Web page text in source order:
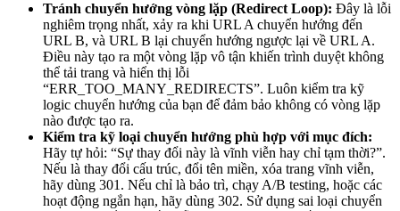
Tránh chuyển hướng vòng lặp (Redirect Loop): Đây là lỗi
nghiêm trọng nhất, xảy ra khi URL A chuyển hướng đến
URL B, và URL B lại chuyển hướng ngược lại về URL A.
Điều này tạo ra một vòng lặp vô tận khiến trình duyệt không
thể tải trang và hiển thị lỗi
“ERR_TOO_MANY_REDIRECTS”. Luôn kiểm tra kỹ
logic chuyển hướng của bạn để đảm bảo không có vòng lặp
nào được tạo ra.
Kiểm tra kỹ loại chuyển hướng phù hợp với mục đích:
Hãy tự hỏi: “Sự thay đổi này là vĩnh viễn hay chỉ tạm thời?”.
Nếu là thay đổi cấu trúc, đổi tên miền, xóa trang vĩnh viễn,
hãy dùng 301. Nếu chỉ là bảo trì, chạy A/B testing, hoặc các
hoạt động ngắn hạn, hãy dùng 302. Sử dụng sai loại chuyển